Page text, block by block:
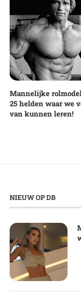
Mannelijke
25 helden waar we
van kunnen leren!
NIEUW OP DB